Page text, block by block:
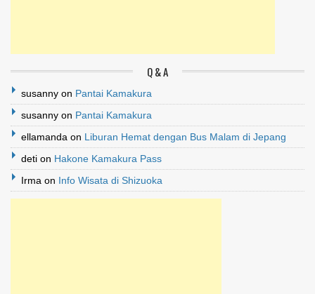
Q & A
susanny on Pantai Kamakura
susanny on Pantai Kamakura
ellamanda on Liburan Hemat dengan Bus Malam di Jepang
deti on Hakone Kamakura Pass
Irma on Info Wisata di Shizuoka